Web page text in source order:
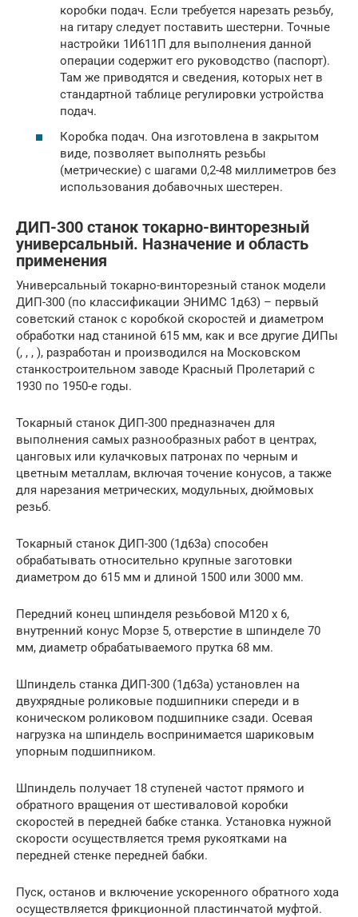
коробки подач. Если требуется нарезать резьбу,
на гитару следует поставить шестерни. Точные
настройки 1И611П для выполнения данной
операции содержит его руководство (паспорт).
Там же приводятся и сведения, которых нет в
стандартной таблице регулировки устройства
подач.
Коробка подач. Она изготовлена в закрытом
виде, позволяет выполнять резьбы
(метрические) с шагами 0,2-48 миллиметров без
использования добавочных шестерен.
ДИП-300 станок токарно-винторезный
универсальный. Назначение и область
применения
Универсальный токарно-винторезный станок модели
ДИП-300 (по классификации ЭНИМС 1д63) – первый
советский станок с коробкой скоростей и диаметром
обработки над станиной 615 мм, как и все другие ДИПы
(, , , ), разработан и производился на Московском
станкостроительном заводе Красный Пролетарий с
1930 по 1950-е годы.
Токарный станок ДИП-300 предназначен для
выполнения самых разнообразных работ в центрах,
цанговых или кулачковых патронах по черным и
цветным металлам, включая точение конусов, а также
для нарезания метрических, модульных, дюймовых
резьб.
Токарный станок ДИП-300 (1д63а) способен
обрабатывать относительно крупные заготовки
диаметром до 615 мм и длиной 1500 или 3000 мм.
Передний конец шпинделя резьбовой М120 х 6,
внутренний конус Морзе 5, отверстие в шпинделе 70
мм, диаметр обрабатываемого прутка 68 мм.
Шпиндель станка ДИП-300 (1д63а) установлен на
двухрядные роликовые подшипники спереди и в
коническом роликовом подшипнике сзади. Осевая
нагрузка на шпиндель воспринимается шариковым
упорным подшипником.
Шпиндель получает 18 ступеней частот прямого и
обратного вращения от шестиваловой коробки
скоростей в передней бабке станка. Установка нужной
скорости осуществляется тремя рукоятками на
передней стенке передней бабки.
Пуск, останов и включение ускоренного обратного хода
осуществляется фрикционной пластинчатой муфтой.